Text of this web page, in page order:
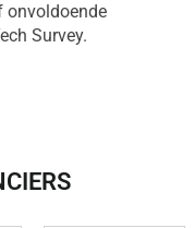
onvoldoende
Survey.